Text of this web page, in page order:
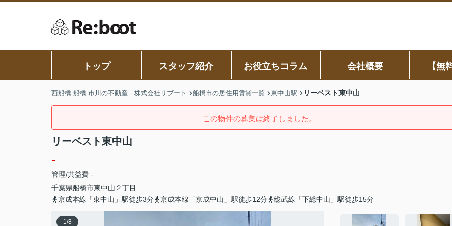
トップ スタッフ紹介 お役立ちコラム 会社概要 【無
西船橋.船橋.市川の不動産｜株式会社リブート 船橋市の居住用賃貸一覧 東中山駅 リーベスト東中山
この物件の募集は終了しました。
リーベスト東中山
-
管理/共益費 -
千葉県船橋市東中山 ２丁目
京成本線「東中山」駅徒歩3分
京成本線「京成中山」駅徒歩12分 総武線「下総中山」駅徒歩15分
1/8